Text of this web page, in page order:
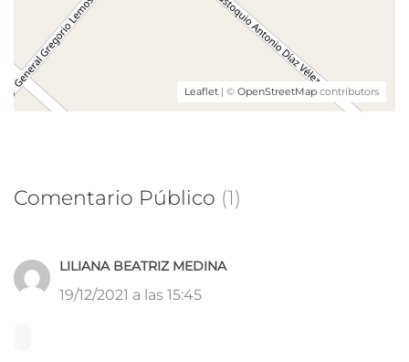
Leaflet | © OpenStreetMap contributors
Comentario Público (1)
LILIANA BEATRIZ MEDINA
19/12/2021 a las 15:45